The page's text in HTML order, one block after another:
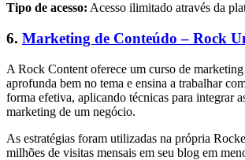
Tipo de acesso: Acesso ilimitado através da
6. Marketing de Conteúdo – Rock
A Rock Content oferece um curso de
aprofunda bem no tema e ensina a trabalhar
forma efetiva, aplicando técnicas para integrar
marketing de um negócio.
As estratégias foram utilizadas na própria
milhões de visitas mensais em seu blog em